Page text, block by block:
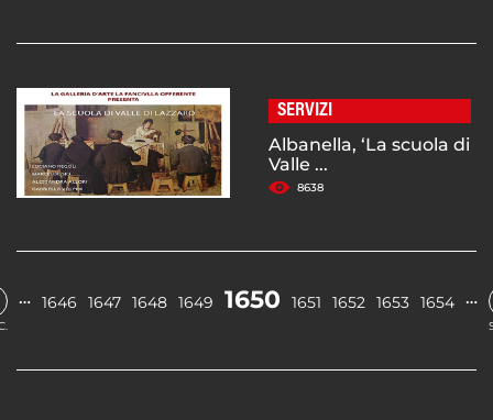
SERVIZI
Albanella, ‘La scuola di
Valle ...
8638
… 1646 1647 1648 1649 1650 1651 1652 1653 1654 …